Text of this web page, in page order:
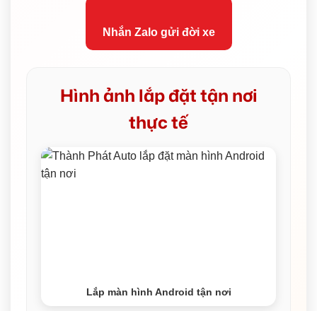
Nhắn Zalo gửi đời xe
Hình ảnh lắp đặt tận nơi
thực tế
Lắp màn hình Android tận nơi